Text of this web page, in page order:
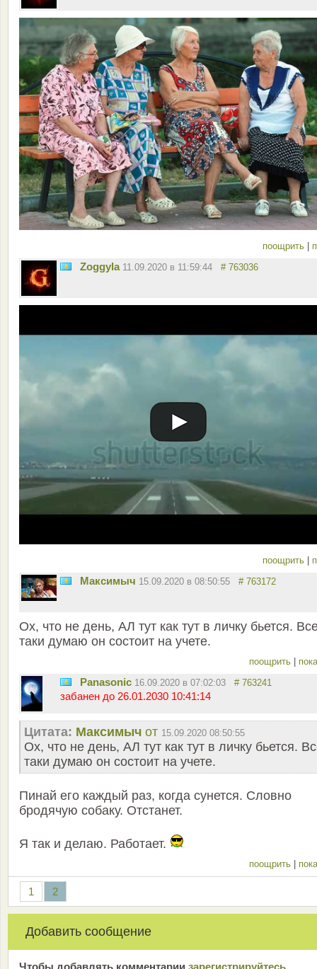
поощрить
Zoggyla 11.09.2020 в 11:59:44 # 763036
поощрить |
Максимыч 15.09.2020 в 08:50:55 # 763172
Ох, что не день, АЛ тут как тут в личку бьется.
таки думаю он состоит на учете.
поощрить |
Panasonic 16.09.2020 в 07:02:03 # 763241
забанен до 26.01.2030 10:41:14
Цитата: Максимыч от 15.09.2020 08:50:55
Ох, что не день, АЛ тут как тут в личку бьется.
таки думаю он состоит на учете.
Пинай его каждый раз, когда сунется. Словно
бродячую собаку. Отстанет.
Я так и делаю. Работает.
поощрить |
1 2
Добавить сообщение
Чтобы добавлять комментарии зарeгиcтрирyйтeсь